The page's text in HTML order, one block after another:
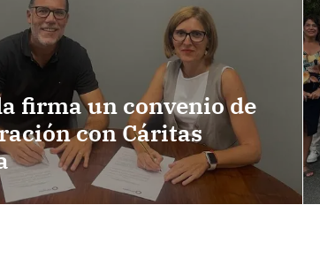
firma un convenio de
con Cáritas